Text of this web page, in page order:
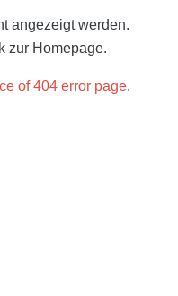
angezeigt werden.
zur Homepage.
of 404 error page.